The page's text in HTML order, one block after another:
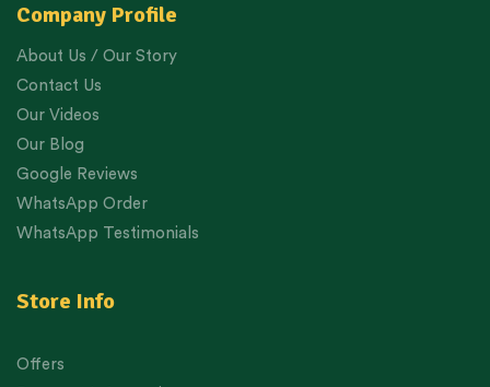
Company Profile
About Us / Our Story
Contact Us
Our Videos
Our Blog
Google Reviews
WhatsApp Order
WhatsApp Testimonials
Store Info
Offers